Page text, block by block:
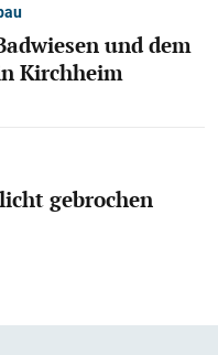
und dem
Kirchheim
gebrochen